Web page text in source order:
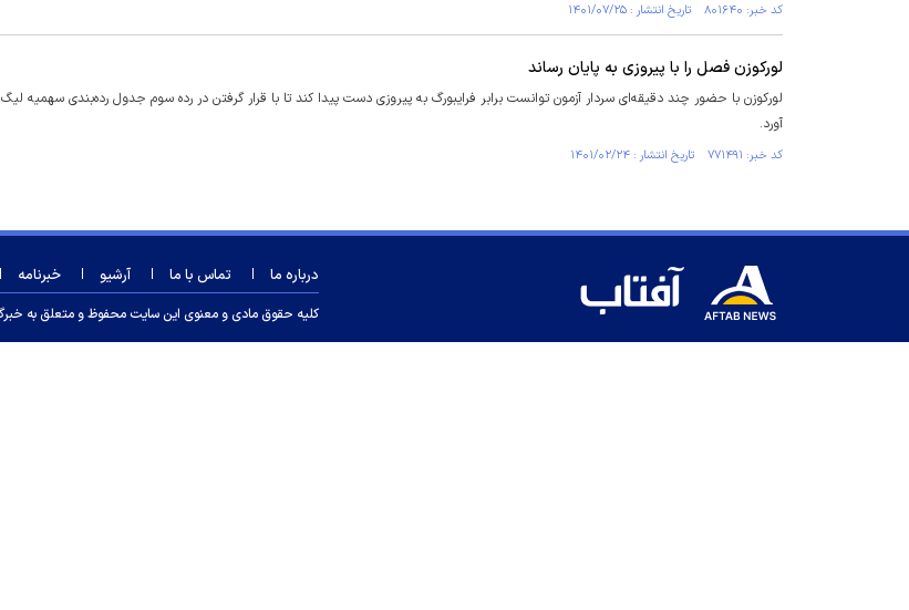
کد خبر: ۸۰۱۶۴۰ تاریخ انتشار : ۱۴۰۱/۰۷/۲۵
لورکوزن فصل را با پیروزی به پایان رساند
لورکوزن با حضور چند دقیقه‌ای سردار آزمون توانست برابر فرایبورگ به پیروزی دست پیدا کند تا با قرار گرفتن در رده سوم جدول رده‌بندی سهمیه لیگ
آورد.
کد خبر: ۷۷۱۴۹۱ تاریخ انتشار : ۱۴۰۱/۰۲/۲۴
درباره ما تماس با ما آرشیو خبرنامه
کلیه حقوق مادی و معنوی این سایت محفوظ و متعلق به